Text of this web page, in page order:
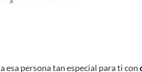
a esa persona tan especial para ti con